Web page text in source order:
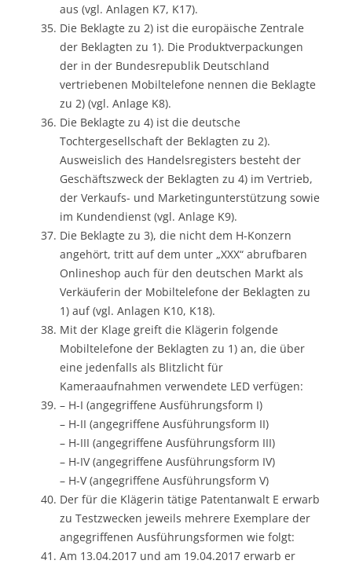
aus (vgl. Anlagen K7, K17).
Die Beklagte zu 2) ist die europäische Zentrale
der Beklagten zu 1). Die Produktverpackungen
der in der Bundesrepublik Deutschland
vertriebenen Mobiltelefone nennen die Beklagte
zu 2) (vgl. Anlage K8).
Die Beklagte zu 4) ist die deutsche
Tochtergesellschaft der Beklagten zu 2).
Ausweislich des Handelsregisters besteht der
Geschäftszweck der Beklagten zu 4) im Vertrieb,
der Verkaufs- und Marketingunterstützung sowie
im Kundendienst (vgl. Anlage K9).
Die Beklagte zu 3), die nicht dem H-Konzern
angehört, tritt auf dem unter „XXX“ abrufbaren
Onlineshop auch für den deutschen Markt als
Verkäuferin der Mobiltelefone der Beklagten zu
1) auf (vgl. Anlagen K10, K18).
Mit der Klage greift die Klägerin folgende
Mobiltelefone der Beklagten zu 1) an, die über
eine jedenfalls als Blitzlicht für
Kameraaufnahmen verwendete LED verfügen:
– H-I (angegriffene Ausführungsform I)
– H-II (angegriffene Ausführungsform II)
– H-III (angegriffene Ausführungsform III)
– H-IV (angegriffene Ausführungsform IV)
– H-V (angegriffene Ausführungsform V)
Der für die Klägerin tätige Patentanwalt E erwarb
zu Testzwecken jeweils mehrere Exemplare der
angegriffenen Ausführungsformen wie folgt:
Am 13.04.2017 und am 19.04.2017 erwarb er